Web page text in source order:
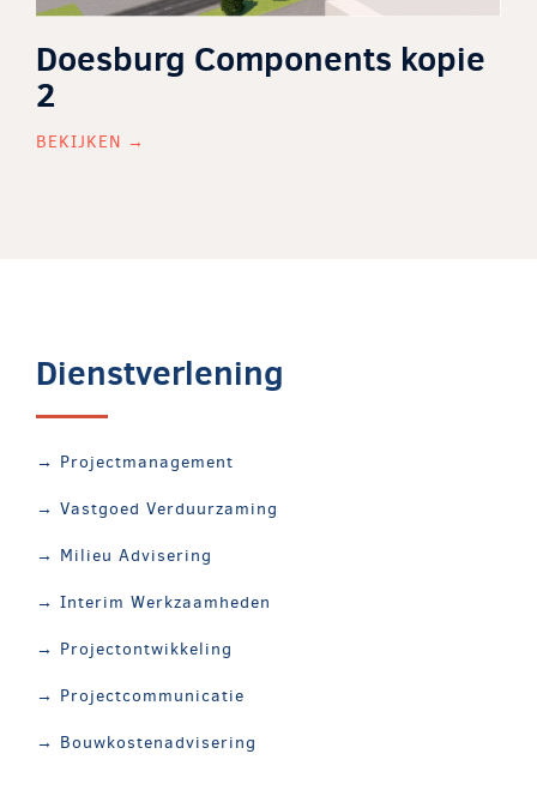
Doesburg Components kopie
2
BEKIJKEN →
Dienstverlening
→ Projectmanagement
→ Vastgoed Verduurzaming
→ Milieu Advisering
→ Interim Werkzaamheden
→ Projectontwikkeling
→ Projectcommunicatie
→ Bouwkostenadvisering